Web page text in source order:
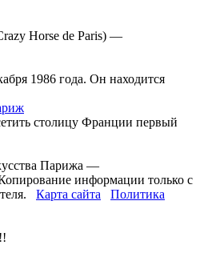
Horse de Paris) —
1986 года. Он находится
столицу Франции первый
Парижа —
информации только с
Карта сайта
Политика